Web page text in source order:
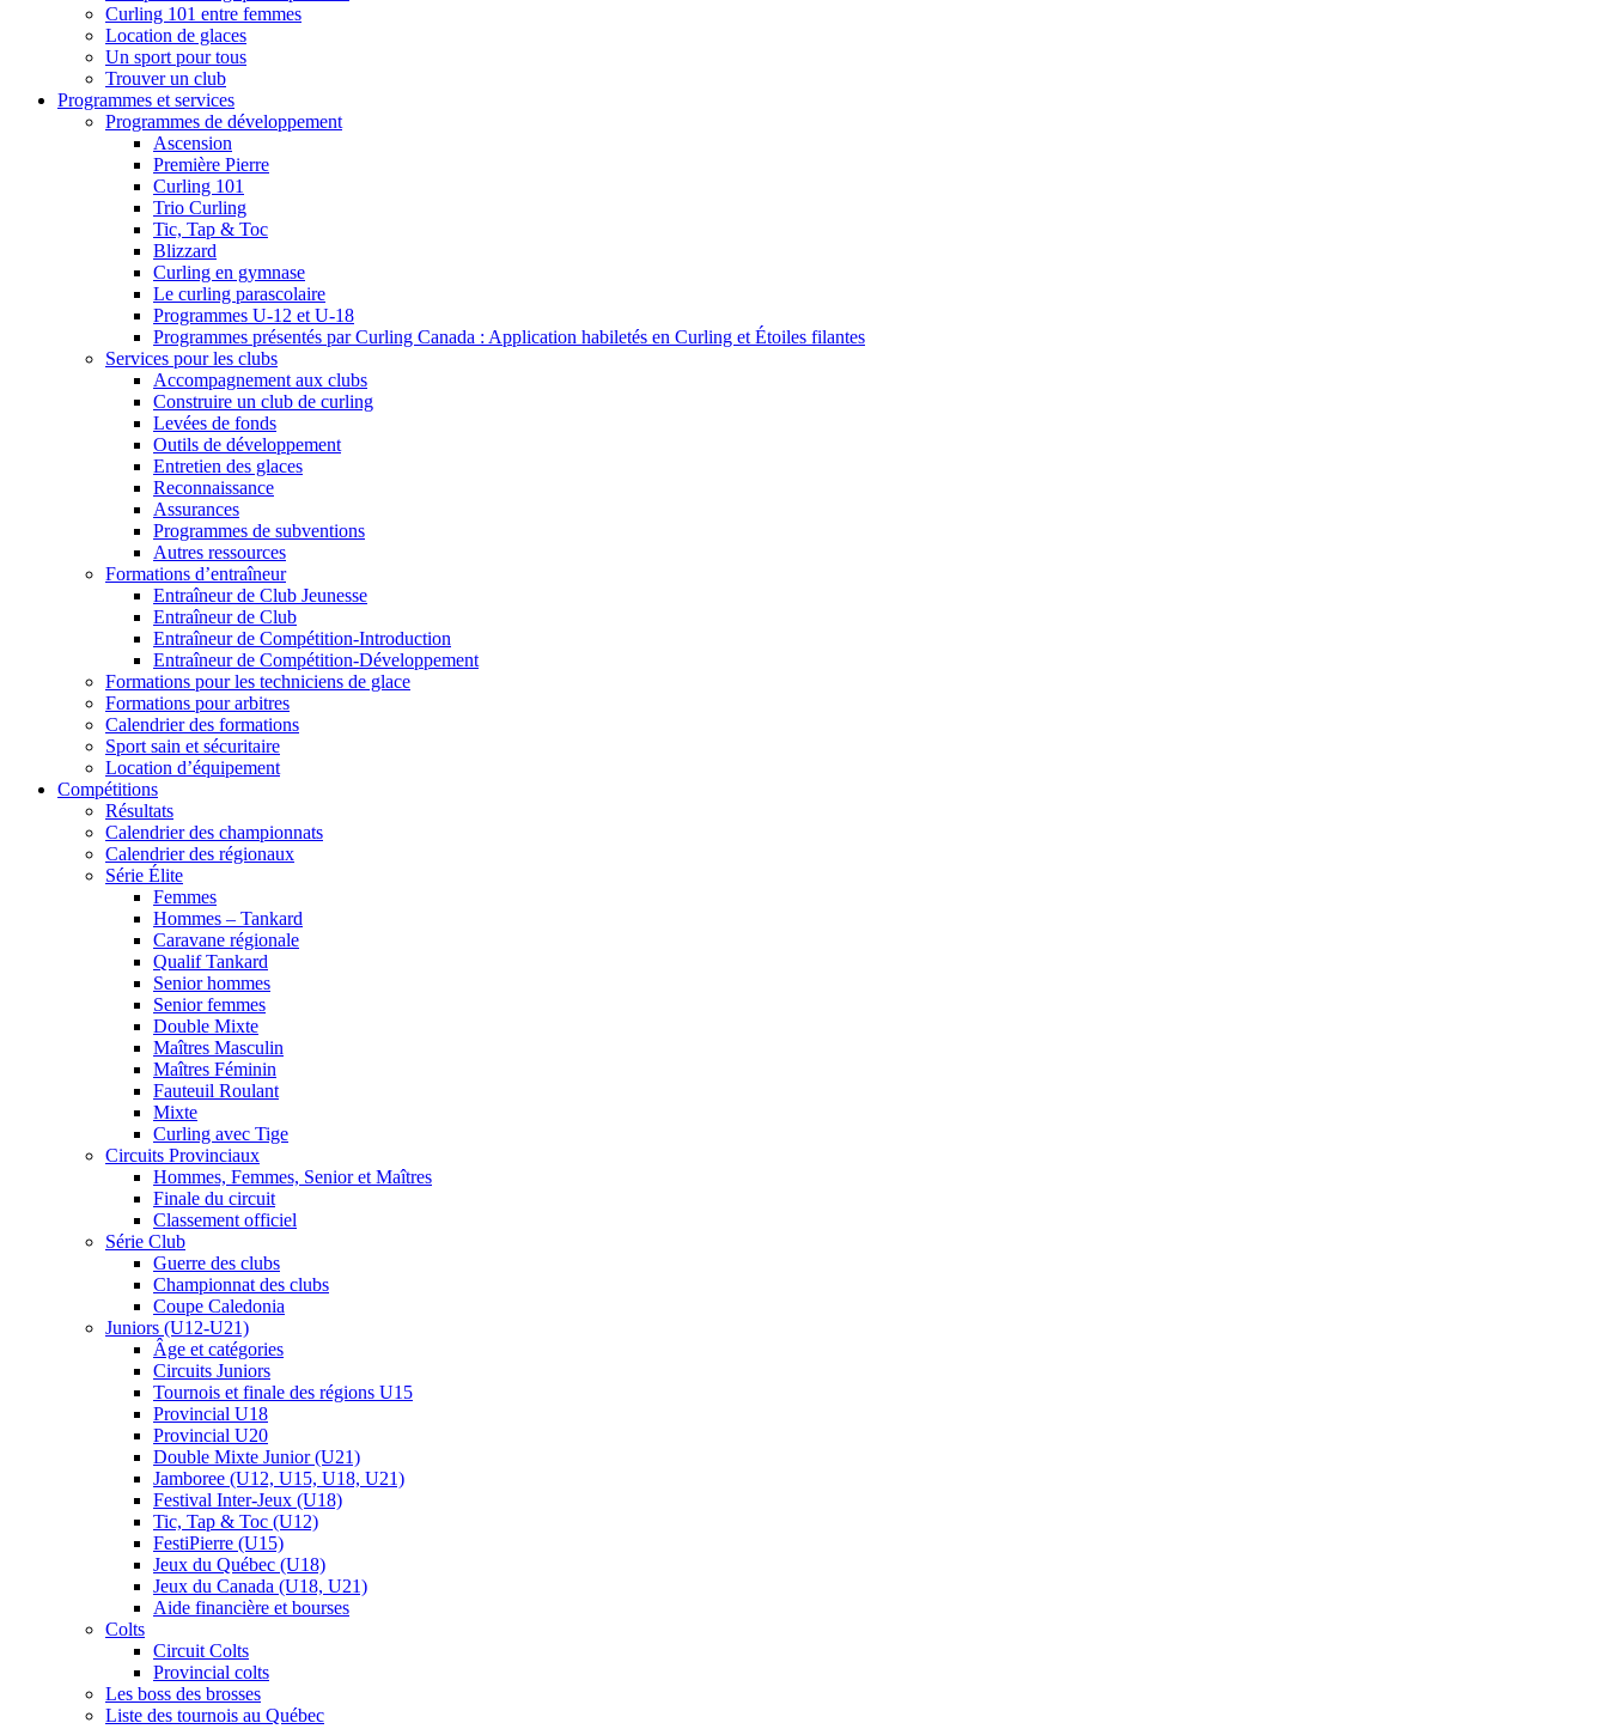
Curling 101 entre femmes
Location de glaces
Un sport pour tous
Trouver un club
Programmes et services
Programmes de développement
Ascension
Première Pierre
Curling 101
Trio Curling
Tic, Tap & Toc
Blizzard
Curling en gymnase
Le curling parascolaire
Programmes U-12 et U-18
Programmes présentés par Curling Canada : Application habiletés en Curling et Étoiles filantes
Services pour les clubs
Accompagnement aux clubs
Construire un club de curling
Levées de fonds
Outils de développement
Entretien des glaces
Reconnaissance
Assurances
Programmes de subventions
Autres ressources
Formations d’entraîneur
Entraîneur de Club Jeunesse
Entraîneur de Club
Entraîneur de Compétition-Introduction
Entraîneur de Compétition-Développement
Formations pour les techniciens de glace
Formations pour arbitres
Calendrier des formations
Sport sain et sécuritaire
Location d’équipement
Compétitions
Résultats
Calendrier des championnats
Calendrier des régionaux
Série Élite
Femmes
Hommes – Tankard
Caravane régionale
Qualif Tankard
Senior hommes
Senior femmes
Double Mixte
Maîtres Masculin
Maîtres Féminin
Fauteuil Roulant
Mixte
Curling avec Tige
Circuits Provinciaux
Hommes, Femmes, Senior et Maîtres
Finale du circuit
Classement officiel
Série Club
Guerre des clubs
Championnat des clubs
Coupe Caledonia
Juniors (U12-U21)
Âge et catégories
Circuits Juniors
Tournois et finale des régions U15
Provincial U18
Provincial U20
Double Mixte Junior (U21)
Jamboree (U12, U15, U18, U21)
Festival Inter-Jeux (U18)
Tic, Tap & Toc (U12)
FestiPierre (U15)
Jeux du Québec (U18)
Jeux du Canada (U18, U21)
Aide financière et bourses
Colts
Circuit Colts
Provincial colts
Les boss des brosses
Liste des tournois au Québec